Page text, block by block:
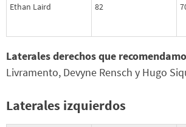
Ethan Laird 82
Laterales derechos que
Livramento, Devyne Rensch y Hugo
Laterales izquierdos